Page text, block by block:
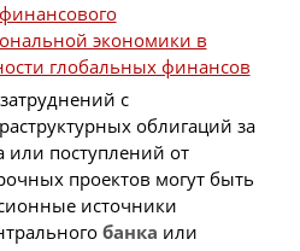
экономики в
глобальных финансов
с
облигаций за
или поступлений от
проектов могут быть
источники
банка или